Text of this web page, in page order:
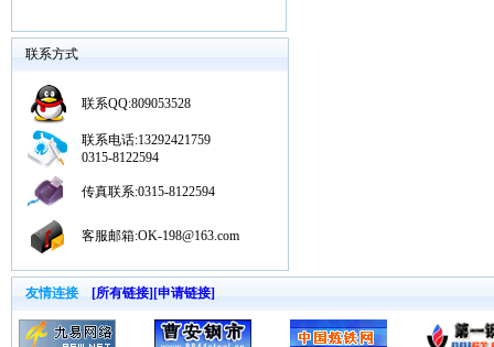
联系方式
联系QQ:809053528
联系电话:13292421759
0315-8122594
传真联系:0315-8122594
客服邮箱:OK-198@163.com
友情连接 [所有链接] [申请链接]